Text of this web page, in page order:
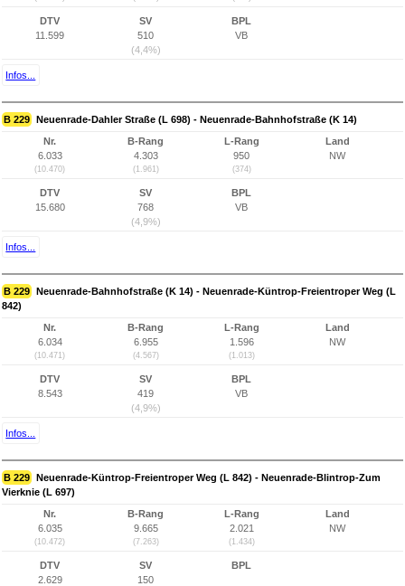
DTV
11.599
SV
510
(4,4%)
BPL
VB
Infos...
B 229 Neuenrade-Dahler Straße (L 698) - Neuenrade-Bahnhofstraße (K 14)
Nr.
6.033
(10.470)
B-Rang
4.303
(1.961)
L-Rang
950
(374)
Land
NW
DTV
15.680
SV
768
(4,9%)
BPL
VB
Infos...
B 229 Neuenrade-Bahnhofstraße (K 14) - Neuenrade-Küntrop-Freientroper Weg (L
842)
Nr.
6.034
(10.471)
B-Rang
6.955
(4.567)
L-Rang
1.596
(1.013)
Land
NW
DTV
8.543
SV
419
(4,9%)
BPL
VB
Infos...
B 229 Neuenrade-Küntrop-Freientroper Weg (L 842) - Neuenrade-Blintrop-Zum
Vierknie (L 697)
Nr.
6.035
(10.472)
B-Rang
9.665
(7.263)
L-Rang
2.021
(1.434)
Land
NW
DTV
2.629
SV
150
BPL